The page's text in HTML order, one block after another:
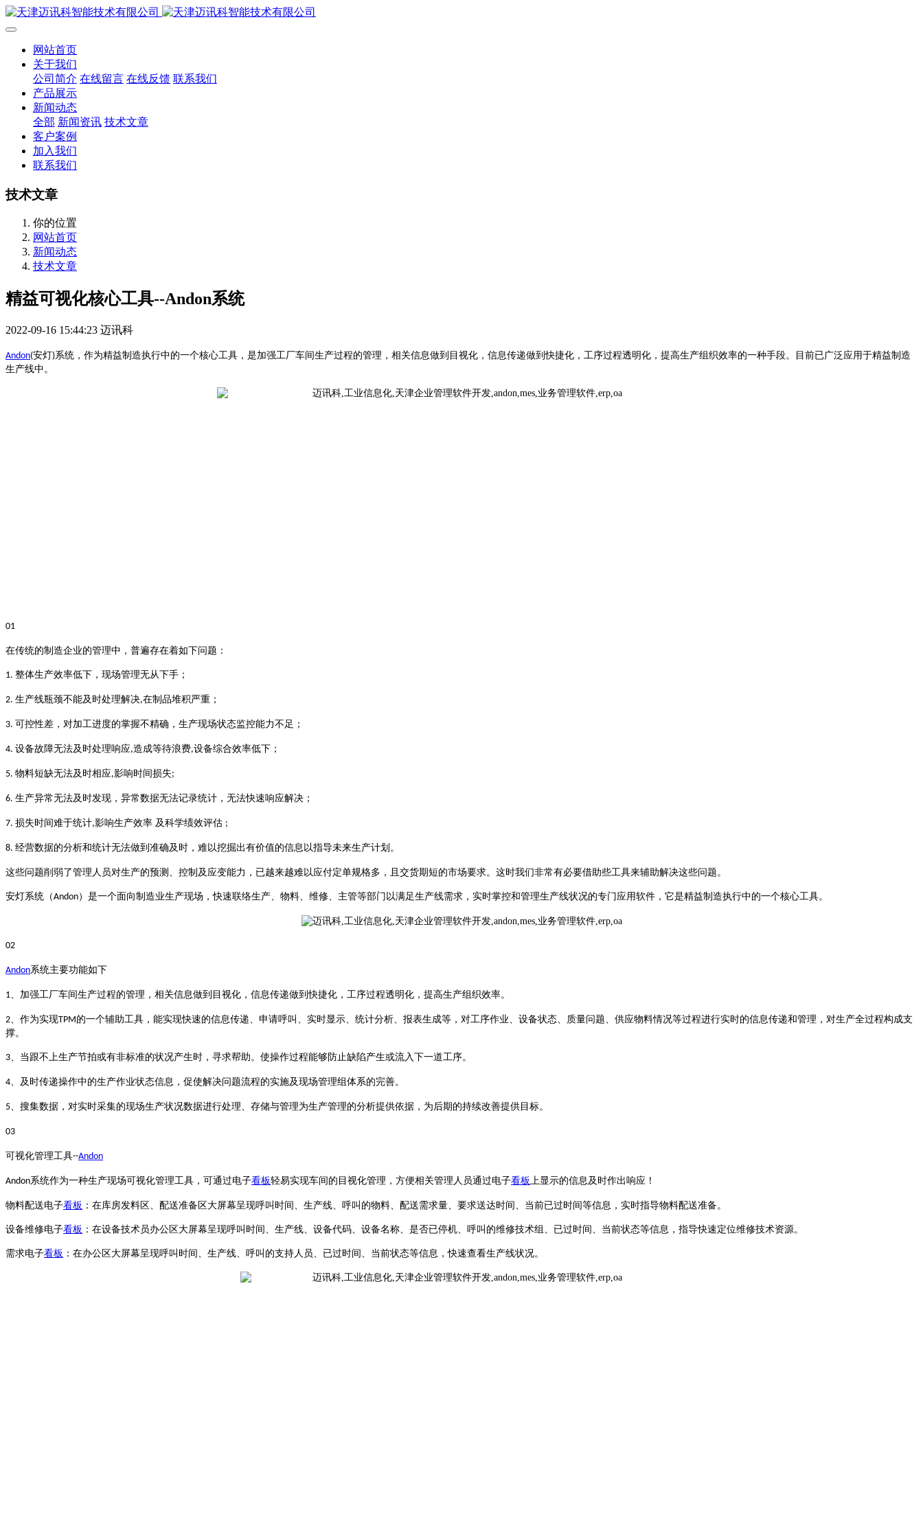
网站首页
关于我们
公司简介 在线留言 在线反馈 联系我们
产品展示
新闻动态
全部 新闻资讯 技术文章
客户案例
加入我们
联系我们
技术文章
你的位置
网站首页
新闻动态
技术文章
精益可视化核心工具--Andon系统
2022-09-16 15:44:23 迈讯科
Andon(安灯)系统，作为精益制造执行中的一个核心工具，是加强工厂车间生产过程的管理，相关信息做到目视化，信息传递做到快捷化，工序过程透明化，提高生产组织效率的一种手段。目前已广泛应用于精益制造
生产线中。
01
在传统的制造企业的管理中 ， 普遍存在着如下问题 ：
1. 整体生产效率低下，现场管理无从下手；
2. 生产线瓶颈不能及时处理解决,在制品堆积严重；
3. 可控性差，对加工进度的掌握不精确，生产现场状态监控能力不足；
4. 设备故障无法及时处理响应,造成等待浪费,设备综合效率低下；
5. 物料短缺无法及时相应,影响时间损失;
6. 生产异常无法及时发现，异常数据无法记录统计，无法快速响应解决；
7. 损失时间难于统计,影响生产效率 及科学绩效评估 ;
8. 经营数据的分析和统计无法做到准确及时，难以挖掘出有价值的信息以指导未来生产计划。
这些问题削弱了管理人员对生产的预测、控制及应变能力，已越来越难以应付定单规格多，且交货期短的市场要求。这时我们非常有必要借助些工具来辅助解决这些问题。
安灯系统（Andon）是一个面向制造业生产现场，快速联络生产、物料、维修、主管等部门以满足生产线需求，实时掌控和管理生产线状况的专门应用软件，它是精益制造执行中的一个核心工具。
02
Andon系统主要功能如下
1、加强工厂车间生产过程的管理，相关信息做到目视化，信息传递做到快捷化，工序过程透明化，提高生产组织效率。
2、作为实现TPM的一个辅助工具，能实现快速的信息传递、申请呼叫、实时显示、统计分析、报表生成等，对工序作业、设备状态、质量问题、供应物料情况等过程进行实时的信息传递和管理，对生产全过程构成支
撑。
3、当跟不上生产节拍或有非标准的状况产生时，寻求帮助。使操作过程能够防止缺陷产生或流入下一道工序。
4、及时传递操作中的生产作业状态信息，促使解决问题流程的实施及现场管理组体系的完善。
5、搜集数据，对实时采集的现场生产状况数据进行处理、存储与管理为生产管理的分析提供依据，为后期的持续改善提供目标。
03
可视化管理工具--Andon
Andon系统作为一种生产现场可视化管理工具，可通过电子看板轻易实现车间的目视化管理，方便相关管理人员通过电子看板上显示的信息及时作出响应！
物料配送电子看板 ：在库房发料区、配送准备区大屏幕呈现呼叫时间、生产线、呼叫的物料、配送需求量、要求送达时间、当前已过时间等信息，实时指导物料配送准备。
设备维修电子看板 ：在设备技术员办公区大屏幕呈现呼叫时间、生产线、设备代码、设备名称、是否已停机、呼叫的维修技术组、已过时间、当前状态等信息，指导快速定位维修技术资源。
需求电子看板 ：在办公区大屏幕呈现呼叫时间、生产线、呼叫的支持人员、已过时间、当前状态等信息，快速查看生产线状况。